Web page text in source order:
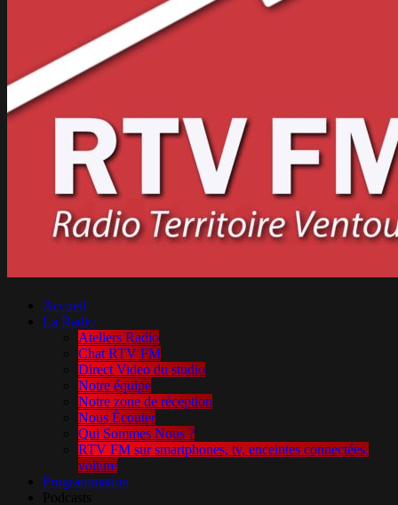
Accueil
La Radio
Ateliers Radio
Chat RTV FM
Direct Video du studio
Notre équipe
Notre zone de réception
Nous Écouter
Qui Sommes Nous ?
RTV FM sur smartphones, tv, enceintes connectées,
voiture
Programmation